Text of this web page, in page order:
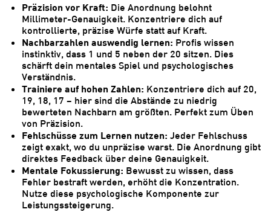
Präzision vor Kraft: Die Anordnung belohnt
Millimeter-Genauigkeit. Konzentriere dich auf
kontrollierte, präzise Würfe statt auf Kraft.
Nachbarzahlen auswendig lernen: Profis wissen
instinktiv, dass 1 und 5 neben der 20 sitzen. Dies
schärft dein mentales Spiel und psychologisches
Verständnis.
Trainiere auf hohen Zahlen: Konzentriere dich auf 20,
19, 18, 17 – hier sind die Abstände zu niedrig
bewerteten Nachbarn am größten. Perfekt zum Üben
von Präzision.
Fehlschüsse zum Lernen nutzen: Jeder Fehlschuss
zeigt exakt, wo du unpräzise warst. Die Anordnung gibt
direktes Feedback über deine Genauigkeit.
Mentale Fokussierung: Bewusst zu wissen, dass
Fehler bestraft werden, erhöht die Konzentration.
Nutze diese psychologische Komponente zur
Leistungssteigerung.